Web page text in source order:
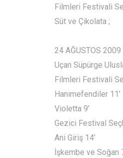
Filmleri Festivali
Süt ve Çikolata ;
24 AĞUSTOS 2009
Uçan Süpürge
Filmleri Festivali
Hanımefendiler 11’
Violetta 9’
Gezici Festival
Ani Giriş 14’
İşkembe ve Soğan